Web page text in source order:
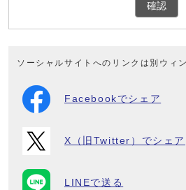
確認
ソーシャルサイトへのリンクは別ウィ
Facebookでシェア
X（旧Twitter）でシェア
LINEで送る